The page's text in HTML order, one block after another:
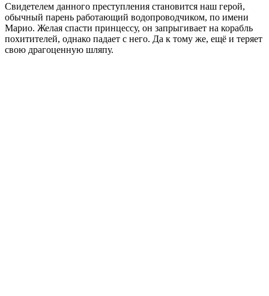
Свидетелем данного преступления становится наш герой,
обычный парень работающий водопроводчиком, по имени
Марио. Желая спасти принцессу, он запрыгивает на корабль
похитителей, однако падает с него. Да к тому же, ещё и теряет
свою драгоценную шляпу.